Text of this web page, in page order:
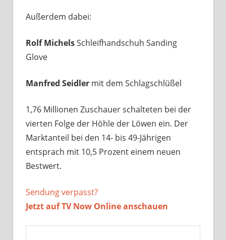
Außerdem dabei:
Rolf MichelsSchleifhandschuh Sanding
Glove
Manfred Seidler mit dem Schlagschlüßel
1,76 Millionen Zuschauer schalteten bei der
vierten Folge der Höhle der Löwen ein. Der
Marktanteil bei den 14- bis 49-Jährigen
entsprach mit 10,5 Prozent einem neuen
Bestwert.
Sendung verpasst?
Jetzt auf TV Now Online anschauen